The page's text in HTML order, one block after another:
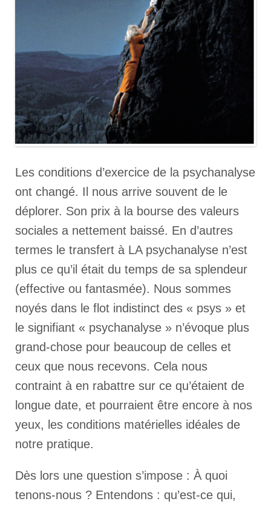
Les conditions d’exercice de la psychanalyse
ont changé. Il nous arrive souvent de le
déplorer. Son prix à la bourse des valeurs
sociales a nettement baissé. En d’autres
termes le transfert à LA psychanalyse n’est
plus ce qu’il était du temps de sa splendeur
(effective ou fantasmée). Nous sommes
noyés dans le flot indistinct des « psys » et
le signifiant « psychanalyse » n’évoque plus
grand-chose pour beaucoup de celles et
ceux que nous recevons. Cela nous
contraint à en rabattre sur ce qu’étaient de
longue date, et pourraient être encore à nos
yeux, les conditions matérielles idéales de
notre pratique.
Dès lors une question s’impose : À quoi
tenons-nous ? Entendons : qu’est-ce qui,